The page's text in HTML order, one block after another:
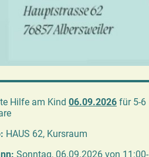
Hilfe am Kind 06.09.2026 für 5-6
HAUS 62, Kursraum
Sonntag, 06.09.2026 von 11:00-